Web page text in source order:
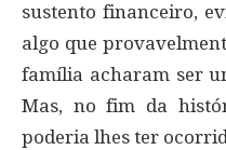
sustento financeiro,
algo que
família acharam ser
Mas, no fim da
poderia lhes ter